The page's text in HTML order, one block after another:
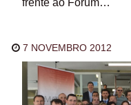
frente ao Fórum…
7 NOVEMBRO 2012